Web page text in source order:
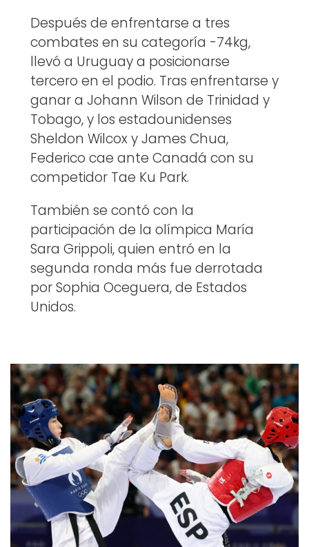
Después de enfrentarse a tres
combates en su categoría -74kg,
llevó a Uruguay a posicionarse
tercero en el podio. Tras enfrentarse y
ganar a Johann Wilson de Trinidad y
Tobago, y los estadounidenses
Sheldon Wilcox y James Chua,
Federico cae ante Canadá con su
competidor Tae Ku Park.
También se contó con la
participación de la olímpica María
Sara Grippoli, quien entró en la
segunda ronda más fue derrotada
por Sophia Oceguera, de Estados
Unidos.